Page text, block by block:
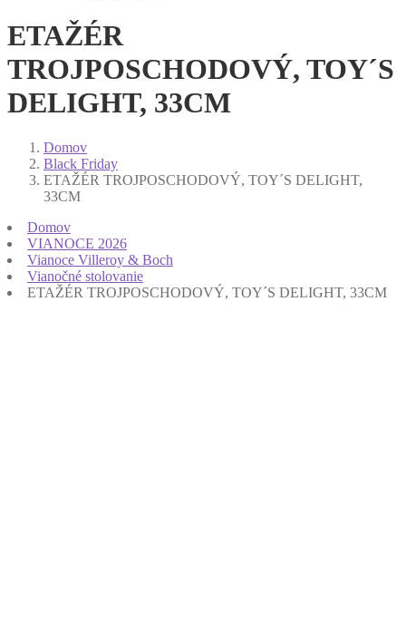
ETAŽÉR
TROJPOSCHODOVÝ, TOY´S
DELIGHT, 33CM
Domov
Black Friday
ETAŽÉR TROJPOSCHODOVÝ, TOY´S DELIGHT,
33CM
Domov
VIANOCE 2026
Vianoce Villeroy & Boch
Vianočné stolovanie
ETAŽÉR TROJPOSCHODOVÝ, TOY´S DELIGHT, 33CM